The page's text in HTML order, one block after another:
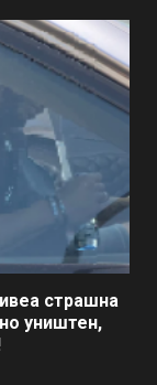
страшна
уништен,